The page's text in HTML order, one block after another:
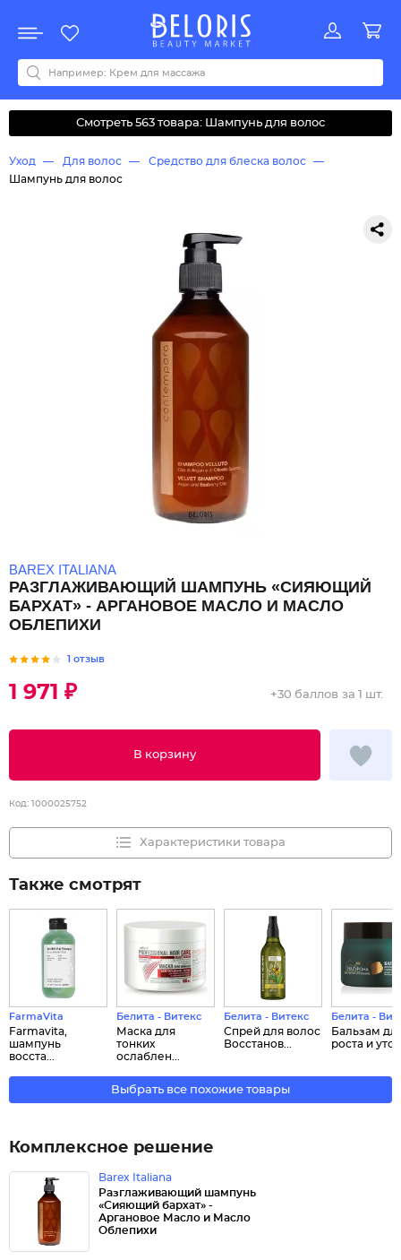
Акции
Все бренды
0-9ABCDEFGHIJKLMNOPQRSTUVWYZАБВДЗИМОКЛНПРСТУФ
Смотреть 563 товара: Шампунь для волос
Уход Для волос
Средство для блеска волос
Шампунь для волос
BAREX ITALIANA
РАЗГЛАЖИВАЮЩИЙ ШАМПУНЬ «СИЯЮЩИЙ
БАРХАТ» - АРГАНОВОЕ МАСЛО И МАСЛО
ОБЛЕПИХИ
1 отзыв
1 971 ₽
В корзину
+30 баллов за 1 шт.
Код: 1000025752
Характеристики товара
Также смотрят
FarmaVita
Farmavita,
шампунь
восста...
Белита - Витекс
Маска для
тонких
ослаблен...
Белита - Витекс
Спрей для волос
Восстанов...
Белита -
Бальзам
роста и
Выбрать все похожие товары
Комплексное решение
Barex Italiana
Разглаживающий шампунь
«Сияющий бархат» -
Аргановое Масло и Масло
Облепихи